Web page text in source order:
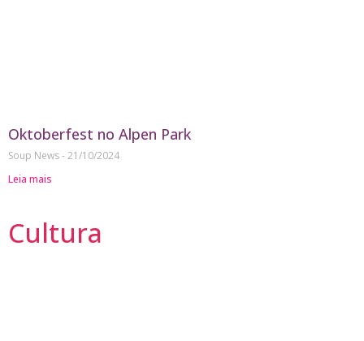
Oktoberfest no Alpen Park
Soup News 21/10/2024
Leia mais
Cultura